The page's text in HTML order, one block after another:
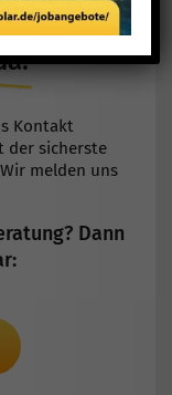
Kontakt
der sicherste
melden uns
Dann